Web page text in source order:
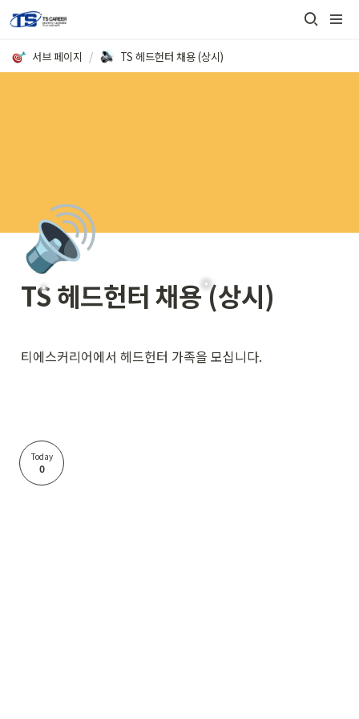
서브 페이지 / TS 헤드헌터 채용 (상시)
🔊
TS 헤드헌터 채용 (상시)
티에스커리어에서 헤드헌터 가족을 모십니다.
Today
0